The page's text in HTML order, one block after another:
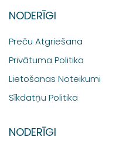
NODERĪGI
Preču Atgriešana
Privātuma Politika
Lietošanas Noteikumi
Sīkdatņu Politika
NODERĪGI